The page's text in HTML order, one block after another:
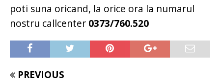
poti suna oricand, la orice ora la numarul
nostru callcenter 0373/760.520
PREVIOUS